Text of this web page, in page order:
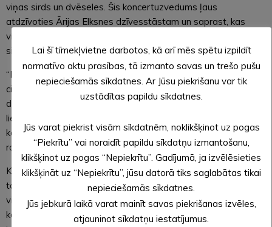
viņas sirds un dvēseles. Šis koncertuzvedums ļaus
atdzīvoties Ārijas Elksnes dzīvesstāstam un saprast, kas
viņai bija svarīgs – skaistā un vienotā dziesmu un dzejas
simbiozē.
“Es ļoti būtu gribējusi dzīvē satikt Āriju. Tādi harizmātiski
cilvēki kā viņa, dzimst reti. Viņa ir dzejniece ar smalki izkoptu
dzejas valodu, ļoti skaidru vērtību sistēmu, lielu egregoru un
lielu, lielu talantu,” saka uzveduma iedvesmotāja un
komponiste Laila Ilze Purmaliete, kura ar cieņu un mīlestību
radījusi šo īpašo muzikālo izrādi.
Koncertuzvedumā piedalās daudzi izcili mākslinieki, kuru
talants apvienojas, lai radītu neaizmirstamu vakaru: īpašais
viesis, komponistsUldis Marhilevičs, dziedātāja un
komponiste
Laila Ilze Purmaliete , aktriseDace Bonāte
Lai šī tīmekļvietne darbotos, kā arī mēs spētu izpildīt
normatīvo aktu prasības, tā izmanto savas un trešo pušu
nepieciešamās sīkdatnes. Ar Jūsu piekrišanu var tik
uzstādītas papildu sīkdatnes.
Jūs varat piekrist visām sīkdatnēm, noklikšķinot uz pogas
“Piekrītu” vai noraidīt papildu sīkdatņu izmantošanu,
klikšķinot uz pogas “Nepiekrītu”. Gadījumā, ja izvēlēsieties
klikšķināt uz “Nepiekrītu”, jūsu datorā tiks saglabātas tikai
nepieciešamās sīkdatnes.
Jūs jebkurā laikā varat mainīt savas piekrišanas izvēles,
atjauninot sīkdatņu iestatījumus.